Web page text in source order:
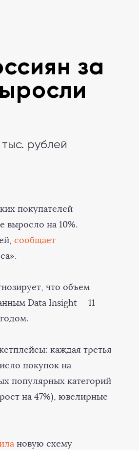
за
рублей
покупателей
выросло на 10%.
сообщает
что объем
Data Insight — 11
каждая третья
покупок на
популярных категорий
на 47%), ювелирные
новую схему